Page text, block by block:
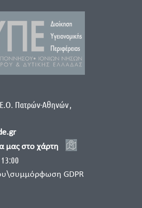
Πατρών-Αθηνών,
μας στο χάρτη
GDPR